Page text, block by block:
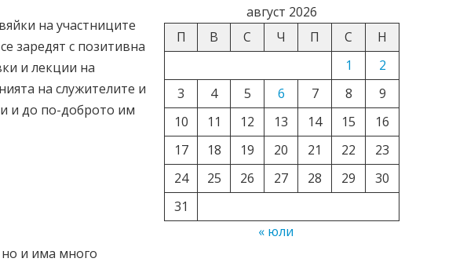
на участниците
заредят с позитивна
и лекции на
на служителите и
и до по-доброто им
и има много
август 2026
П
В С Ч П С
Н
1
2
3
4 5 6 7 8
9
10
11 12 13 14 15
16
17
18 19 20 21 22
23
24
25 26 27 28 29
30
31
« юли